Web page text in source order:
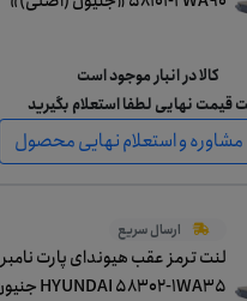
کالا در انبار موجود است
قیمت نهایی لطفا استعلام بگیرید
مشاوره و استعلام نهایی محصول
ارسال سریع
لنت ترمز عقب هیوندای پارت نامبر
HYUNDAI 58302-1WA35 جنیون (اصلی)